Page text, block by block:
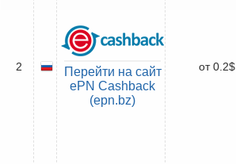
2
Перейти на сайт
ePN Cashback
(epn.bz)
от 0.2$